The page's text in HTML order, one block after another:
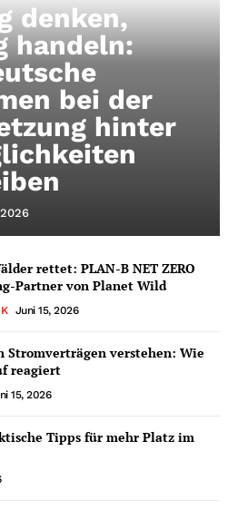
denken,
handeln:
bei der
hinter
rettet: PLAN-B NET ZERO
Partner von Planet Wild
Juni 15, 2026
Stromverträgen verstehen: Wie
reagiert
15, 2026
Tipps für mehr Platz im